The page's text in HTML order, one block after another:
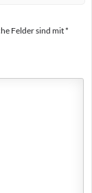
Felder sind mit*